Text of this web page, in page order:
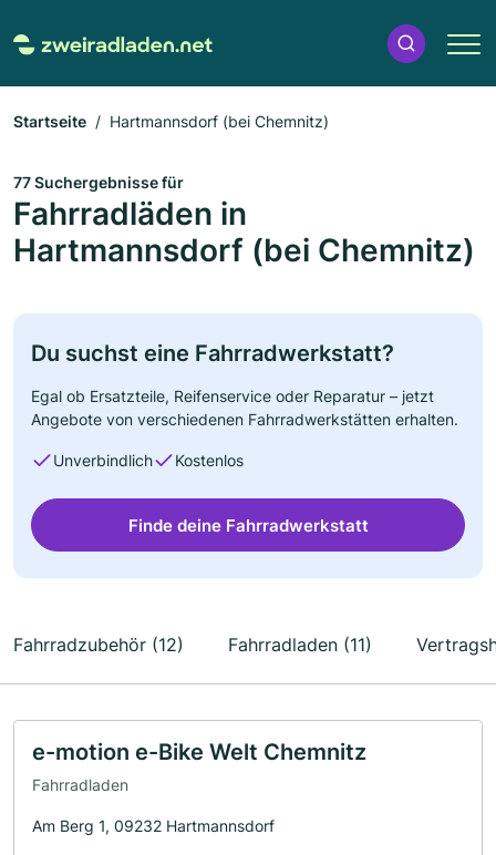
Startseite Hartmannsdorf (bei Chemnitz)
77 Suchergebnisse für
Fahrradläden in
Hartmannsdorf (bei Chemnitz)
Du suchst eine Fahrradwerkstatt?
Egal ob Ersatzteile, Reifenservice oder Reparatur – jetzt
Angebote von verschiedenen Fahrradwerkstätten erhalten.
Unverbindlich Kostenlos
Finde deine Fahrradwerkstatt
Fahrradzubehör (12) Fahrradladen (11)
e-motion e-Bike Welt Chemnitz
Fahrradladen
Am Berg 1, 09232 Hartmannsdorf